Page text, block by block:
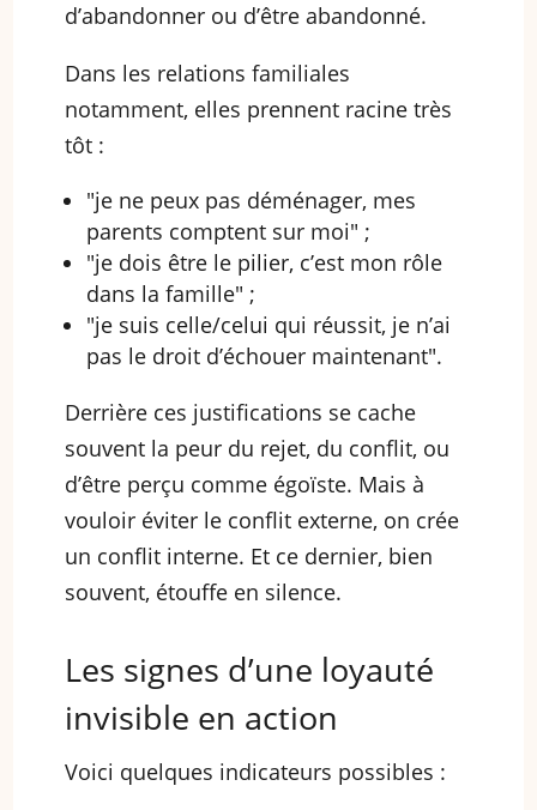
d’abandonner ou d’être abandonné.
Dans les relations familiales
notamment, elles prennent racine très
tôt :
"je ne peux pas déménager, mes
parents comptent sur moi" ;
"je dois être le pilier, c’est mon rôle
dans la famille" ;
"je suis celle/celui qui réussit, je n’ai
pas le droit d’échouer maintenant".
Derrière ces justifications se cache
souvent la peur du rejet, du conflit, ou
d’être perçu comme égoïste. Mais à
vouloir éviter le conflit externe, on crée
un conflit interne. Et ce dernier, bien
souvent, étouffe en silence.
Les signes d’une loyauté
invisible en action
Voici quelques indicateurs possibles :